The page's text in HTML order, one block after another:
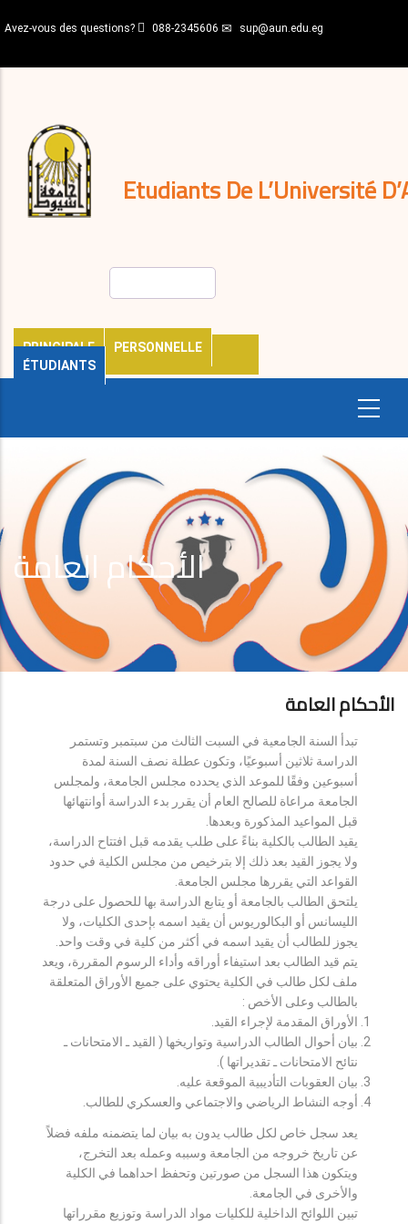
au
principal
Avez-vous des questions? 088-2345606 sup@aun.edu.eg
Etudiants De L’Université
PRINCIPALE
PERSONNELLE
ÉTUDIANTS
décisions
Expatriés
Journal
الأحكام العامة
الأحكام العامة
تبدأ السنة الجامعية في السبت الثالث من سبتمبر وتستمر
الدراسة ثلاثين أسبوعيًا، وتكون عطلة نصف السنة لمدة
أسبوعين وفقًا للموعد الذي يحدده مجلس الجامعة، ولمجلس
الجامعة مراعاة للصالح العام أن يقرر بدء الدراسة أوانتهائها
قبل المواعيد المذكورة وبعدها.
يقيد الطالب بالكلية بناءً على طلب يقدمه قبل افتتاح الدراسة،
ولا يجوز القيد بعد ذلك إلا بترخيص من مجلس الكلية في حدود
القواعد التي يقررها مجلس الجامعة.
يلتحق الطالب بالجامعة أو يتابع الدراسة بها للحصول على درجة
الليسانس أو البكالوريوس أن يقيد اسمه بإحدى الكليات، ولا
يجوز للطالب أن يقيد اسمه في أكثر من كلية في وقت واحد.
يتم قيد الطالب بعد استيفاء أوراقه وأداء الرسوم المقررة، ويعد
ملف لكل طالب في الكلية يحتوي على جميع الأوراق المتعلقة
بالطالب وعلى الأخص :
الأوراق المقدمة لإجراء القيد.
بيان أحوال الطالب الدراسية وتواريخها ( القيد ـ الامتحانات ـ
نتائح الامتحانات ـ تقديراتها ).
بيان العقوبات التأديبية الموقعة عليه.
أوجه النشاط الرياضي والاجتماعي والعسكري للطالب.
يعد سجل خاص لكل طالب يدون به بيان لما يتضمنه ملفه فضلاً
عن تاريخ خروجه من الجامعة وسببه وعمله بعد التخرج،
ويتكون هذا السجل من صورتين وتحفظ احداهما في الكلية
والأخرى في الجامعة.
تبين اللوائح الداخلية للكليات مواد الدراسة وتوزيع مقرراتها